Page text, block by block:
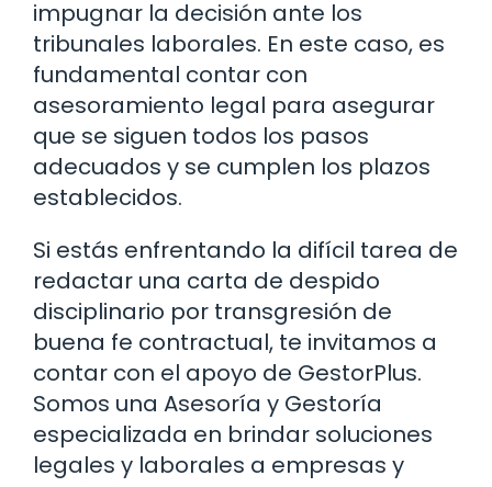
impugnar la decisión ante los
tribunales laborales. En este caso, es
fundamental contar con
asesoramiento legal para asegurar
que se siguen todos los pasos
adecuados y se cumplen los plazos
establecidos.
Si estás enfrentando la difícil tarea de
redactar una carta de despido
disciplinario por transgresión de
buena fe contractual, te invitamos a
contar con el apoyo de GestorPlus.
Somos una Asesoría y Gestoría
especializada en brindar soluciones
legales y laborales a empresas y